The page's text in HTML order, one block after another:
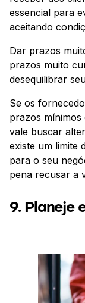
essencial para
aceitando
Dar prazos
prazos muito
desequilibrar
Se os
prazos
vale buscar
existe um limite
para o seu
pena recusar a
9. Planeje